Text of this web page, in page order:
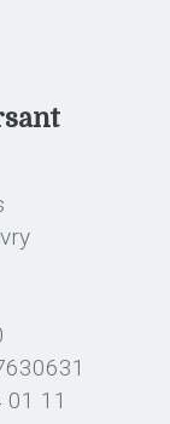
01 11